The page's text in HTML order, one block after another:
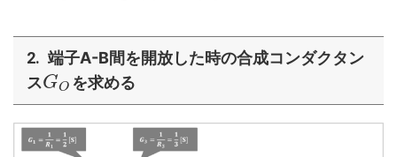
端子A-B間を開放した時の合成コンダクタン
スGO を求める